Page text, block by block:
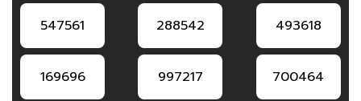
547561 288542 493618
169696 997217 700464